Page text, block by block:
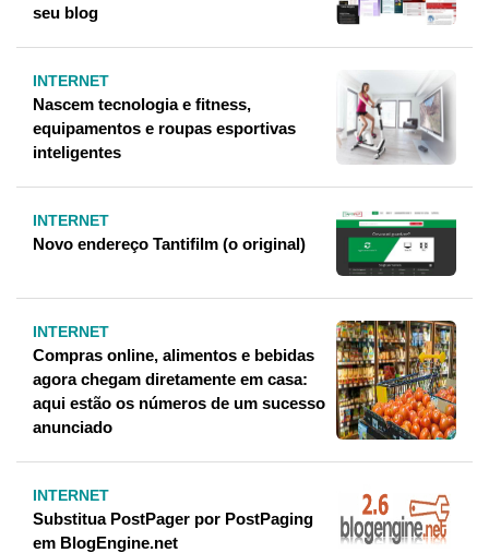
seu blog
INTERNET
Nascem tecnologia e fitness,
equipamentos e roupas esportivas
inteligentes
INTERNET
Novo endereço Tantifilm (o original)
INTERNET
Compras online, alimentos e bebidas
agora chegam diretamente em casa:
aqui estão os números de um sucesso
anunciado
INTERNET
Substitua PostPager por PostPaging
em BlogEngine.net